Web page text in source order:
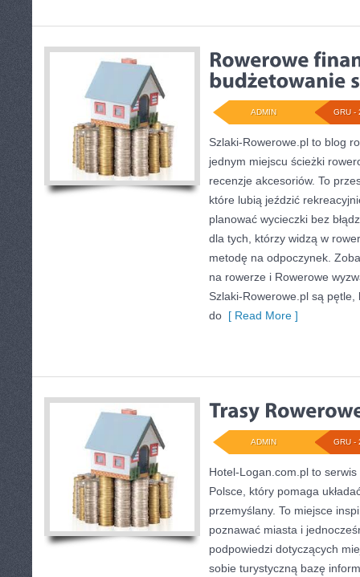
GRU -
ADMIN
Szlaki-Rowerowe.pl to blog
jednym miejscu ścieżki
recenzje akcesoriów. To
które lubią jeździć
planować wycieczki bez
dla tych, którzy widzą w
metodę na odpoczynek.
na rowerze i Rowerowe
Szlaki-Rowerowe.pl są
do [ Read More ]
GRU -
ADMIN
Hotel-Logan.com.pl to
Polsce, który pomaga
przemyślany. To miejsce
poznawać miasta i
podpowiedzi dotyczących
sobie turystyczną bazę